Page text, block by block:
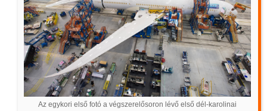
Az egykori első fotó a végszerelősoron lévő első dél-karolinai